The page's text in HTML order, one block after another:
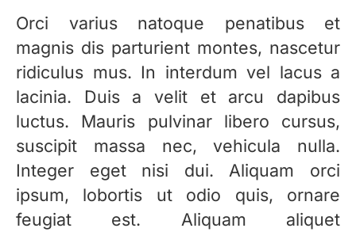
Orci varius natoque penatibus et
magnis dis parturient montes, nascetur
ridiculus mus. In interdum vel lacus a
lacinia. Duis a velit et arcu dapibus
luctus. Mauris pulvinar libero cursus,
suscipit massa nec, vehicula nulla.
Integer eget nisi dui. Aliquam orci
ipsum, lobortis ut odio quis, ornare
feugiat est. Aliquam aliquet